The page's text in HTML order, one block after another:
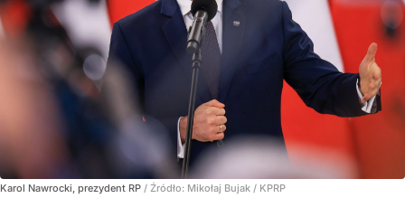
Karol Nawrocki, prezydent RP / Źródło: Mikołaj Bujak / KPRP